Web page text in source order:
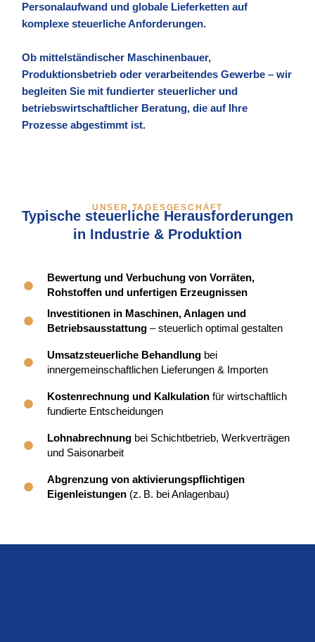
Personalaufwand und globale Lieferketten auf
komplexe steuerliche Anforderungen.
Ob mittelständischer Maschinenbauer,
Produktionsbetrieb oder verarbeitendes Gewerbe – wir
begleiten Sie mit fundierter steuerlicher und
betriebswirtschaftlicher Beratung, die auf Ihre
Prozesse abgestimmt ist.
UNSER TAGESGESCHÄFT
Typische steuerliche Herausforderungen
in Industrie & Produktion
Bewertung und Verbuchung von Vorräten,
Rohstoffen und unfertigen Erzeugnissen
Investitionen in Maschinen, Anlagen und
Betriebsausstattung– steuerlich optimal gestalten
Umsatzsteuerliche Behandlungbei
innergemeinschaftlichen Lieferungen & Importen
Kostenrechnung und Kalkulationfür wirtschaftlich
fundierte Entscheidungen
Lohnabrechnungbei Schichtbetrieb, Werkverträgen
und Saisonarbeit
Abgrenzung von aktivierungspflichtigen
Eigenleistungen(z. B. bei Anlagenbau)